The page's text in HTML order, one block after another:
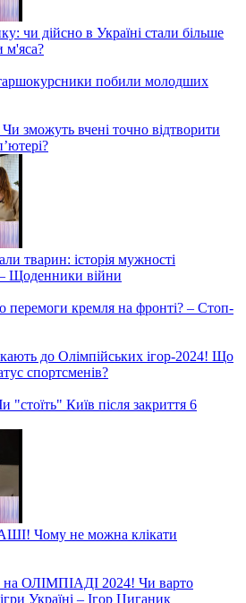
у Луганську і двічі втрачала
сміливої Дар'ї
Постраждалі чекають на житло!
ЩО СКАЗАВ БУНКЕРНИЙ ДІД?!
та Теремки запрацював
Хто за нею може стояти та як це
Скільки насправді триватиме